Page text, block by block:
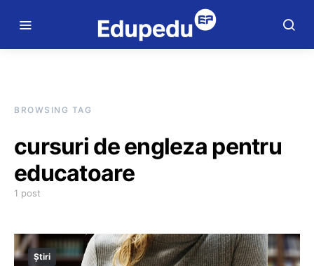
BROWSING TAG
cursuri de engleza pentru
educatoare
1 post
Știri